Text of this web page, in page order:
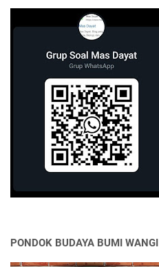
PONDOK BUDAYA BUMI WANGI